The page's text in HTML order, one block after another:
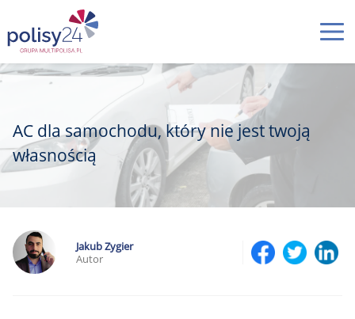
AC dla samochodu, który nie jest twoją
własnością
Jakub Zygier
Autor